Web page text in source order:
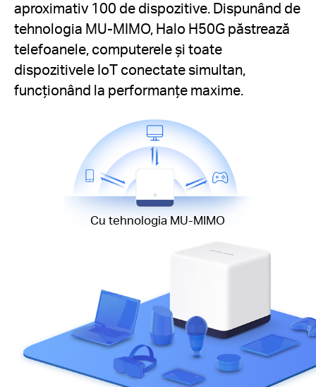
aproximativ 100 de dispozitive. Dispunând de
tehnologia MU-MIMO, Halo H50G păstrează
telefoanele, computerele și toate
dispozitivele IoT conectate simultan,
funcționând la performanțe maxime.
Cu tehnologia MU-MIMO